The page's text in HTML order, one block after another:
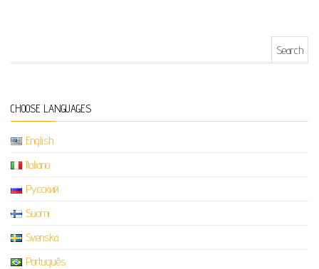
CHOOSE LANGUAGES
English
Italiano
Русский
Suomi
Svenska
Português